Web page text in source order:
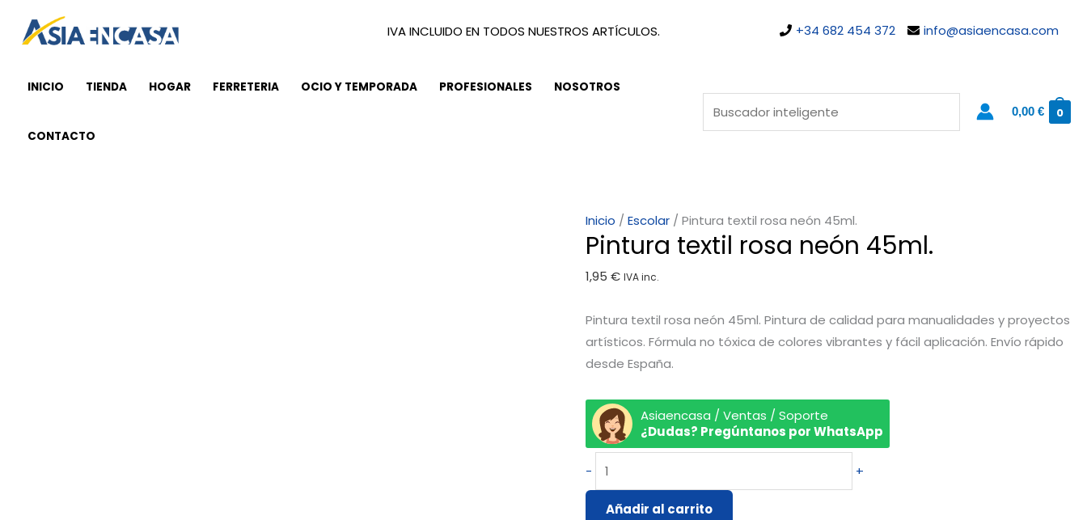
IVA INCLUIDO EN TODOS NUESTROS ARTÍCULOS. +34 682 454 372 info@asiaencasa.com
INICIO TIENDA HOGAR FERRETERIA OCIO Y TEMPORADA PROFESIONALES NOSOTROS
CONTACTO
0,00 € 0
Inicio /Escolar / Pintura textil rosa neón 45ml.
Pintura textil rosa neón 45ml.
1,95€ IVA inc.
Pintura textil rosa neón 45ml. Pintura de calidad para manualidades y proyectos
artísticos. Fórmula no tóxica de colores vibrantes y fácil aplicación. Envío rápido
desde España.
Asiaencasa / Ventas / Soporte
¿Dudas? Pregúntanos por WhatsApp
-
Pintura
textil
neón
cantidad
+
Añadir al carrito